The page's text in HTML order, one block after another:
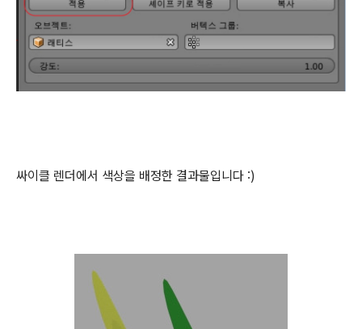
싸이클 렌더에서 색상을 배정한 결과물입니다 :)